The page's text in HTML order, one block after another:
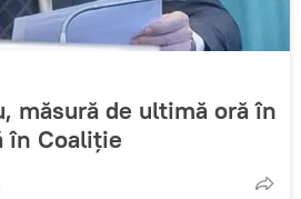
măsură de ultimă oră în
în Coaliție